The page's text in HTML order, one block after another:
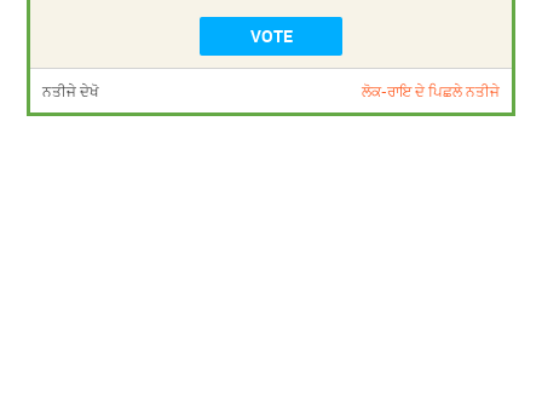
ਨਤੀਜੇ ਦੇਖੋ ਲੋਕ-ਰਾਇ ਦੇ ਪਿਛਲੇ ਨਤੀਜੇ